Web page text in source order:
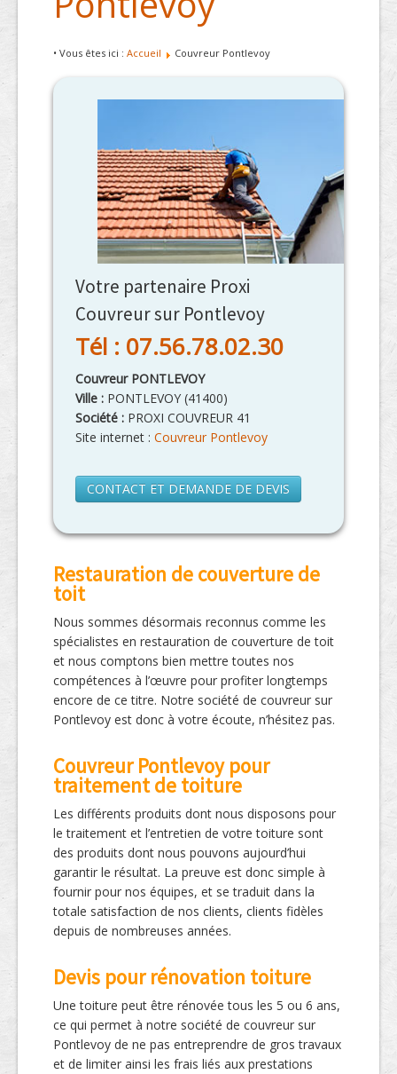
• Vous êtes ici : Accueil Couvreur Pontlevoy
Votre partenaire Proxi
Couvreur sur Pontlevoy
Tél : 07.56.78.02.30
Couvreur PONTLEVOY
Ville : PONTLEVOY (41400)
Société : PROXI COUVREUR 41
Site internet : Couvreur Pontlevoy
CONTACT ET DEMANDE DE DEVIS
Restauration de couverture de
toit
Nous sommes désormais reconnus comme les
spécialistes en restauration de couverture de toit
et nous comptons bien mettre toutes nos
compétences à l’œuvre pour profiter longtemps
encore de ce titre. Notre société de couvreur sur
Pontlevoy est donc à votre écoute, n’hésitez pas.
Couvreur Pontlevoy pour
traitement de toiture
Les différents produits dont nous disposons pour
le traitement et l’entretien de votre toiture sont
des produits dont nous pouvons aujourd’hui
garantir le résultat. La preuve est donc simple à
fournir pour nos équipes, et se traduit dans la
totale satisfaction de nos clients, clients fidèles
depuis de nombreuses années.
Devis pour rénovation toiture
Une toiture peut être rénovée tous les 5 ou 6 ans,
ce qui permet à notre société de couvreur sur
Pontlevoy de ne pas entreprendre de gros travaux
et de limiter ainsi les frais liés aux prestations